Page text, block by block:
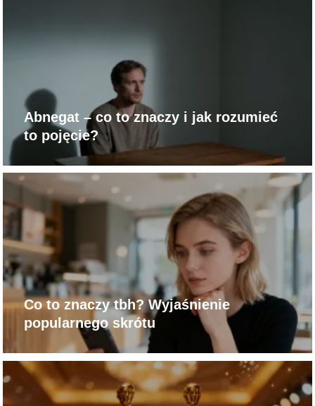
Abnegat – co to znaczy i jak rozumieć
to pojęcie?
Co to znaczy tbh? Wyjaśnienie
popularnego skrótu